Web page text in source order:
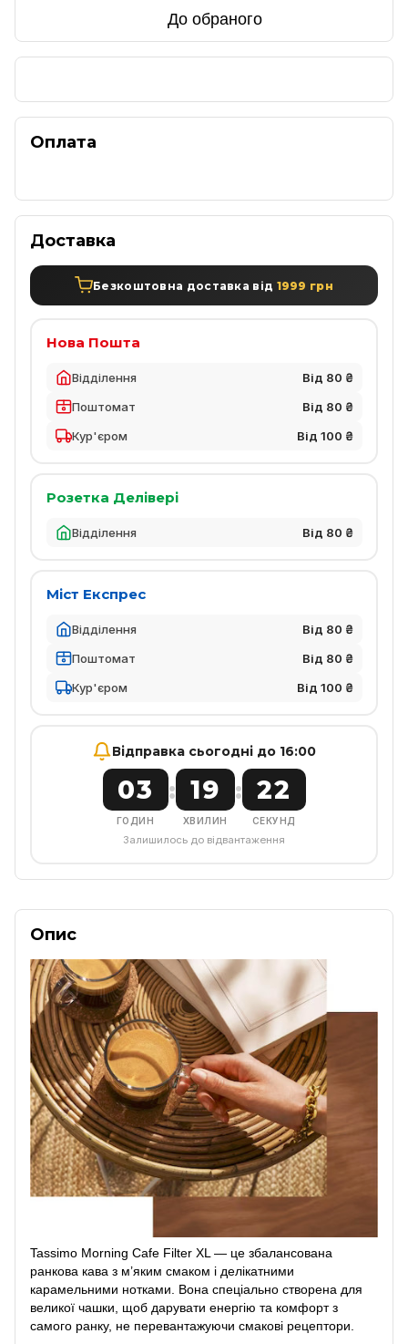
До обраного
Оплата
Доставка
Безкоштовна доставка від 1999 грн
Нова Пошта
Відділення
Від 80 ₴
Поштомат
Від 80 ₴
Кур'єром
Від 100 ₴
Розетка Делівері
Відділення Від 80 ₴
Міст Експрес
Відділення
Від 80 ₴
Поштомат
Від 80 ₴
Кур'єром
Від 100 ₴
Відправка сьогодні до 16:00
03
ГОДИН
: 19
ХВИЛИН
: 22
СЕКУНД
Залишилось до відвантаження
Опис
Tassimo Morning Cafe Filter XL — це збалансована
ранкова кава з м’яким смаком і делікатними
карамельними нотками. Вона спеціально створена для
великої чашки, щоб дарувати енергію та комфорт з
самого ранку, не перевантажуючи смакові рецептори.